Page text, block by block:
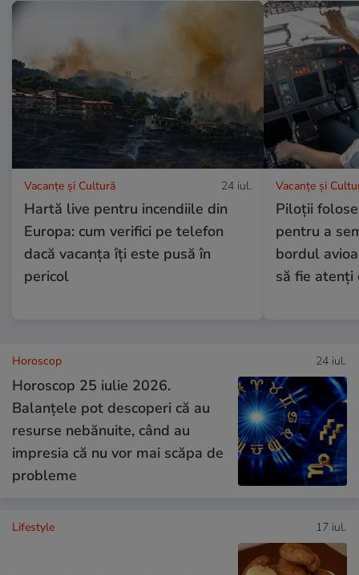
Vacanțe și Cultură 24 iul.
Hartă live pentru incendiile din
Europa: cum verifici pe telefon
dacă vacanța îți este pusă în
pericol
Vacanțe și
Piloții
pentru a
bordul
să fie atenți
Horoscop 24 iul.
Horoscop 25 iulie 2026.
Balanțele pot descoperi că au
resurse nebănuite, când au
impresia că nu vor mai scăpa de
probleme
Lifestyle 17 iul.